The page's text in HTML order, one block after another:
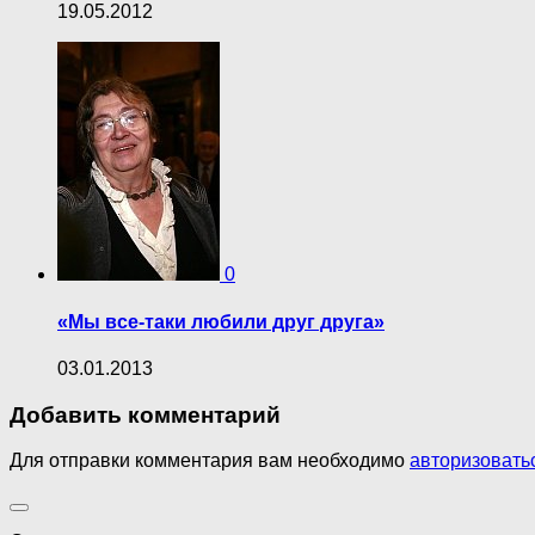
19.05.2012
0
«Мы все-таки любили друг друга»
03.01.2013
Добавить комментарий
Для отправки комментария вам необходимо